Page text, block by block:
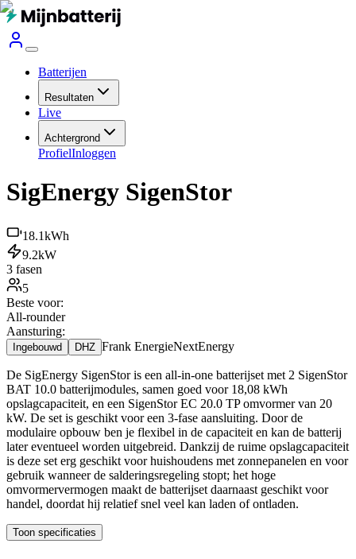
Batterijen
Resultaten
Live
Achtergrond
ProfielInloggen
SigEnergy SigenStor
18.1kWh
9.2kW
3 fasen
5
Beste voor:
All-rounder
Aansturing:
Ingebouwd DHZ Frank EnergieNextEnergy
De SigEnergy SigenStor is een all-in-one batterijset met 2 SigenStor
BAT 10.0 batterijmodules, samen goed voor 18,08 kWh
opslagcapaciteit, en een SigenStor EC 20.0 TP omvormer van 20
kW. De set is geschikt voor een 3-fase aansluiting. Door de
modulaire opbouw ben je flexibel in de capaciteit en kan de batterij
later eventueel worden uitgebreid. Dankzij de ruime opslagcapaciteit
is deze set erg geschikt voor huishoudens met zonnepanelen en voor
gebruik wanneer de salderingsregeling stopt; het hoge
omvormervermogen maakt de batterijset daarnaast geschikt voor
handel, doordat hij relatief snel veel kan laden of ontladen.
Toon specificaties